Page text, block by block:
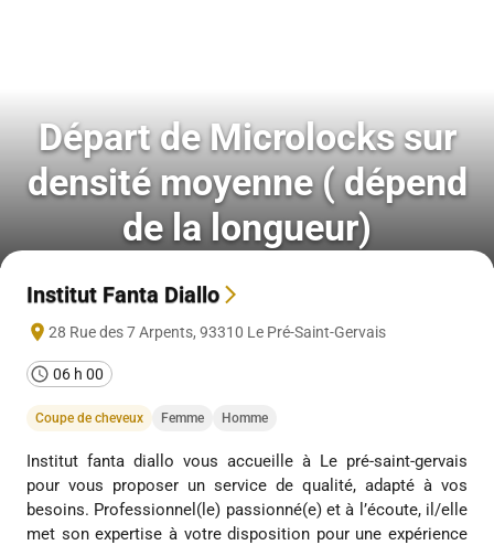
Départ de Microlocks sur
densité moyenne ( dépend
de la longueur)
Institut Fanta Diallo
28 Rue des 7 Arpents, 93310 Le Pré-Saint-Gervais
06 h 00
Coupe de cheveux Femme Homme
Institut fanta diallo vous accueille à Le pré-saint-gervais
pour vous proposer un service de qualité, adapté à vos
besoins. Professionnel(le) passionné(e) et à l’écoute, il/elle
met son expertise à votre disposition pour une expérience